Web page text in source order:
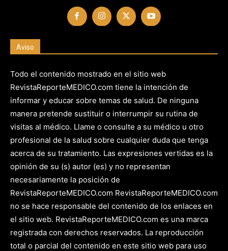
Aviso
Todo el contenido mostrado en el sitio web
RevistaReporteMEDICO.com tiene la intención de
informar y educar sobre temas de salud. De ninguna
manera pretende sustituir o interrumpir su rutina de
visitas al médico. Llame o consulte a su médico u otro
profesional de la salud sobre cualquier duda que tenga
acerca de su tratamiento. Las expresiones vertidas es la
opinión de su (s) autor (es) y no representan
necesariamente la posición de
RevistaReporteMEDICO.com RevistaReporteMEDICO.com
no se hace responsable del contenido de los enlaces en
el sitio web. RevistaReporteMEDICO.com es una marca
registrada con derechos reservados. La reproducción
total o parcial del contenido en este sitio web para uso